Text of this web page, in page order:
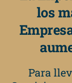
los
Para